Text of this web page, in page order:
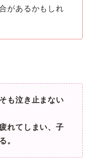
があるかもしれ
も泣き止まない
れてしまい、子
。